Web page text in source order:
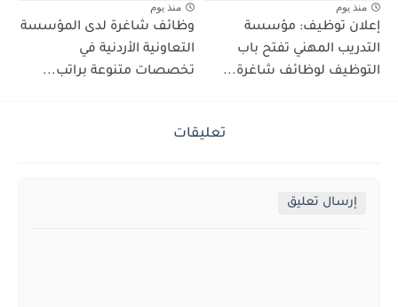
منذ يوم
إعلان توظيف: مؤسسة
التدريب المهني تفتح باب
التوظيف لوظائف شاغرة...
منذ يوم
وظائف شاغرة لدى المؤسسة
التعاونية الأردنية في
تخصصات متنوعة براتب...
تعليقات
إرسال تعليق